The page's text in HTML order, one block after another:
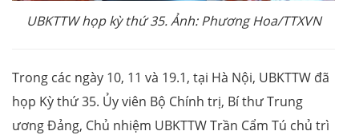
UBKTTW họp kỳ thứ 35. Ảnh: Phương Hoa/TTXVN
Trong các ngày 10, 11 và 19.1, tại Hà Nội, UBKTTW đã
họp Kỳ thứ 35. Ủy viên Bộ Chính trị, Bí thư Trung
ương Đảng, Chủ nhiệm UBKTTW Trần Cẩm Tú chủ trì